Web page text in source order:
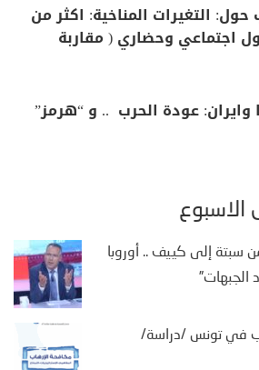
التغيرات المناخية: اكثر من
اجتماعي وحضاري ( مقاربة
وايران: عودة الحرب .. و “هرمز”
الأسبوع
سبتة إلى كييف .. أوروبا
في تونس /دراسة/